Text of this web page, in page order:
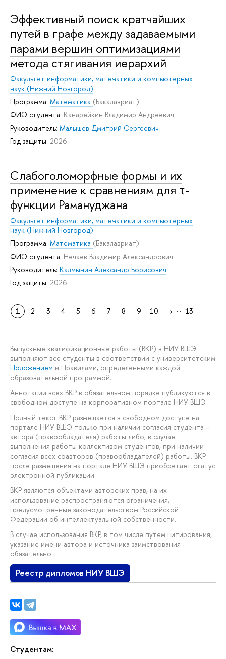
Студентам:
Эффективный поиск кратчайших
путей в графе между задаваемыми
парами вершин оптимизациями
метода стягивания иерархий
Факультет информатики, математики и компьютерных
наук (Нижний Новгород)
Программа: Математика (Бакалавриат)
ФИО студента: Канарейкин Владимир Андреевич
Руководитель: Малышев Дмитрий Сергеевич
Год защиты: 2026
Слабоголоморфные формы и их
применение к сравнениям для τ-
функции Рамануджана
Факультет информатики, математики и компьютерных
наук (Нижний Новгород)
Программа: Математика (Бакалавриат)
ФИО студента: Нечаев Владимир Александрович
Руководитель: Калмынин Александр Борисович
Год защиты: 2026
1 2 3 4 5 6 7 8 9 10 → ... 13
Выпускные квалификационные работы (ВКР) в НИУ ВШЭ
выполняют все студенты в соответствии с университетским
Положением и Правилами, определенными каждой
образовательной программой.
Аннотации всех ВКР в обязательном порядке публикуются в
свободном доступе на корпоративном портале НИУ ВШЭ.
Полный текст ВКР размещается в свободном доступе на
портале НИУ ВШЭ только при наличии согласия студента –
автора (правообладателя) работы либо, в случае
выполнения работы коллективом студентов, при наличии
согласия всех соавторов (правообладателей) работы. ВКР
после размещения на портале НИУ ВШЭ приобретает статус
электронной публикации.
ВКР являются объектами авторских прав, на их
использование распространяются ограничения,
предусмотренные законодательством Российской
Федерации об интеллектуальной собственности.
В случае использования ВКР, в том числе путем цитирования,
указание имени автора и источника заимствования
обязательно.
Реестр дипломов НИУ ВШЭ